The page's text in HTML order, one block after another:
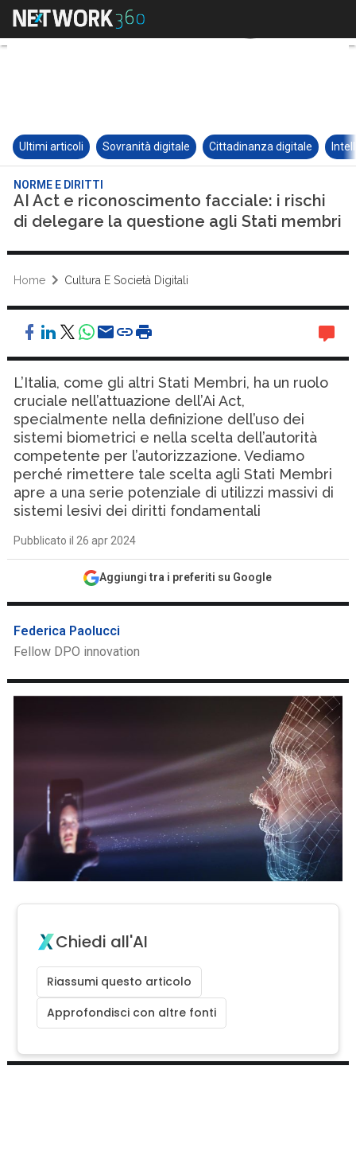
Ultimi articoli Sovranità digitale Cittadinanza digitale
NORME E DIRITTI
AI Act e riconoscimento facciale: i rischi
di delegare la questione agli Stati membri
Home Cultura E Società Digitali
L’Italia, come gli altri Stati Membri, ha un ruolo
cruciale nell’attuazione dell’Ai Act,
specialmente nella definizione dell’uso dei
sistemi biometrici e nella scelta dell’autorità
competente per l’autorizzazione. Vediamo
perché rimettere tale scelta agli Stati Membri
apre a una serie potenziale di utilizzi massivi di
sistemi lesivi dei diritti fondamentali
Pubblicato il 26 apr 2024
Aggiungi tra i preferiti su Google
Federica Paolucci
Fellow DPO innovation
Chiedi all'AI
Riassumi questo articolo
Approfondisci con altre fonti